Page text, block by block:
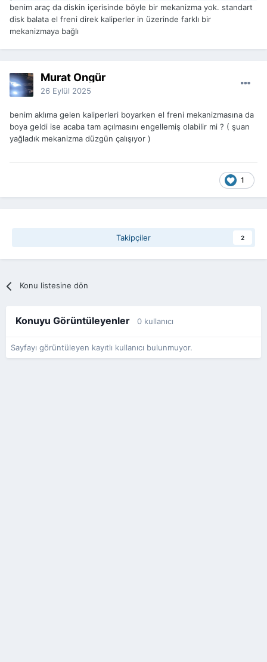
benim araç da diskin içerisinde böyle bir mekanizma yok. standart
disk balata el freni direk kaliperler in üzerinde farklı bir
mekanizmaya bağlı
Murat Öngür
26 Eylül 2025
benim aklıma gelen kaliperleri boyarken el freni mekanizmasına da
boya geldi ise acaba tam açılmasını engellemiş olabilir mi ? ( şuan
yağladık mekanizma düzgün çalışıyor )
1
Takipçiler 2
Konu listesine dön
Konuyu Görüntüleyenler 0 kullanıcı
Sayfayı görüntüleyen kayıtlı kullanıcı bulunmuyor.